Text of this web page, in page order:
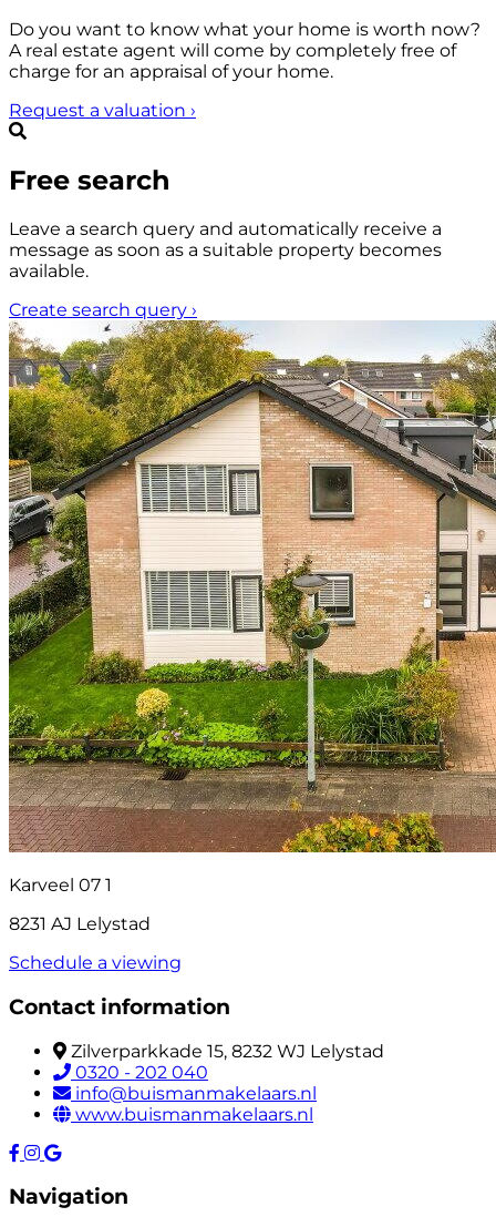
Do you want to know what your home is worth now?
A real estate agent will come by completely free of
charge for an appraisal of your home.
Request a valuation ›
Free search
Leave a search query and automatically receive a
message as soon as a suitable property becomes
available.
Create search query ›
Karveel 07 1
8231 AJ Lelystad
Schedule a viewing
Contact information
Zilverparkkade 15, 8232 WJ Lelystad
0320 - 202 040
info@buismanmakelaars.nl
www.buismanmakelaars.nl
Navigation